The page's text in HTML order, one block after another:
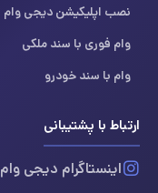
نصب اپلیکیشن دیجی وام
وام فوری با سند ملکی
وام با سند خودرو
ارتباط با پشتیبانی
اینستاگرام دیجی وام